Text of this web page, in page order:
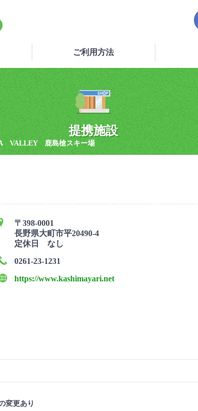
ご利用方法
提携施設
VALLEY 鹿島槍スキー場
〒398-0001
長野県大町市平20490-4
定休日 なし
0261-23-1231
https://www.kashimayari.net
変更あり